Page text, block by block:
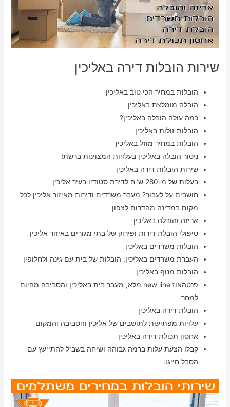
שירות הובלות דירה באליכין
הובלות במחיר הכי טוב באליכין
הובלה מומלצת באליכין
כמה עולה הובלה באליכין?
הובלות זולות באליכין
הובלות במחיר מוזל באליכין
ניסור הובלה באליכין בעלויות המצוינות ברשת!
שירות הובלות דירה באליכין
בעלות של מ-280 ש"ח לדירת סטודיו בעיר אליכין
חושבים על לעבור? מעבר משרדים ודירות מאיזור אליכין לכל
מקום במדינה מהדרום לצפון
אריזה והובלה באליכין
טיפולי הובלת דירות ופירוק של בתי מגורים באיזור אליכין
הובלות משרדים באליכין
העברת משרדים באליכין, הובלות של בית עם גינה ולחלופין
הובלות מנוף באליכין
פנטהאוז new line מלא, מעבר בית באליכין והסביבה מהיום
למחר
הובלת דירה באליכין
עלויות מפתיעות לתושבים של אליכין והסביבה והמקום
אחסון תכולת דירה באליכין
קבלו הצעת עלות ברמה גבוהה ושיחה בשביל להתייעץ עם
הסבל חייגו: